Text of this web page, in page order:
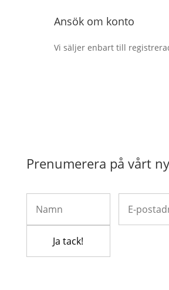
Ansök om konto
Vi säljer enbart till
Prenumerera på vårt